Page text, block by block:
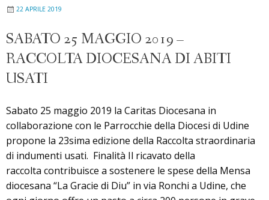
22 APRILE 2019
SABATO 25 MAGGIO 2019 –
RACCOLTA DIOCESANA DI ABITI
USATI
Sabato 25 maggio 2019 la Caritas Diocesana in
collaborazione con le Parrocchie della Diocesi di Udine
propone la 23sima edizione della Raccolta straordinaria
di indumenti usati. Finalità Il ricavato della
raccolta contribuisce a sostenere le spese della Mensa
diocesana “La Gracie di Diu” in via Ronchi a Udine, che